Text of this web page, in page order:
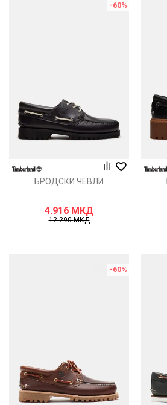
-60%
БРОДСКИ ЧЕВЛИ
4.916 МКД
12.290МКД
-60%